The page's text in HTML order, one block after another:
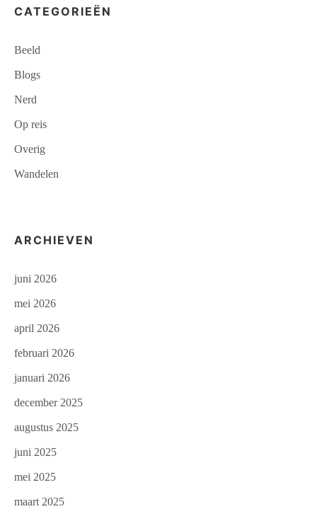
CATEGORIEËN
Beeld
Blogs
Nerd
Op reis
Overig
Wandelen
ARCHIEVEN
juni 2026
mei 2026
april 2026
februari 2026
januari 2026
december 2025
augustus 2025
juni 2025
mei 2025
maart 2025